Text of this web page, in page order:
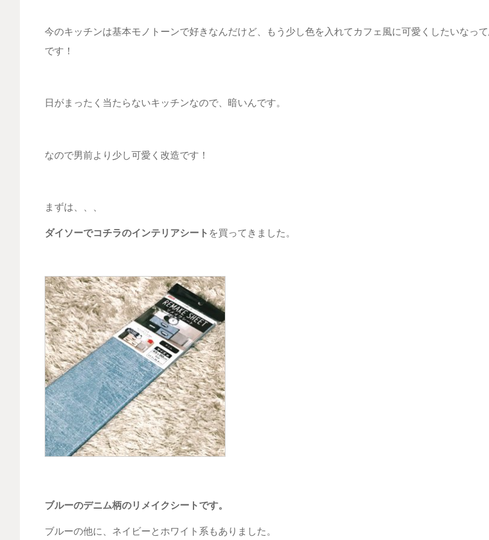
今のキッチンは基本モノトーンで好きなんだけど、もう少し色を入れてカフェ風に可愛くしたいなっ
です！
日がまったく当たらないキッチンなので、暗いんです。
なので男前より少し可愛く改造です！
まずは、、、
ダイソーでコチラのインテリアシート を買ってきました。
ブルーのデニム柄のリメイクシートです。
ブルーの他に、ネイビーとホワイト系もありました。